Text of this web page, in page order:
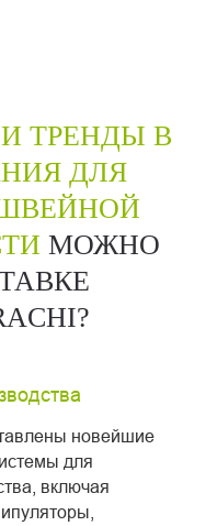
ТРЕНДЫ В
ДЛЯ
МОЖНО
новейшие
для
включая